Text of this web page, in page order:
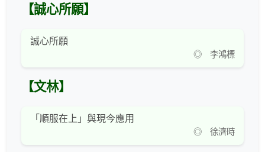
【誠心所願】
誠心所願
◎ 李鴻標
【文林】
「順服在上」與現今應用
◎ 徐濟時